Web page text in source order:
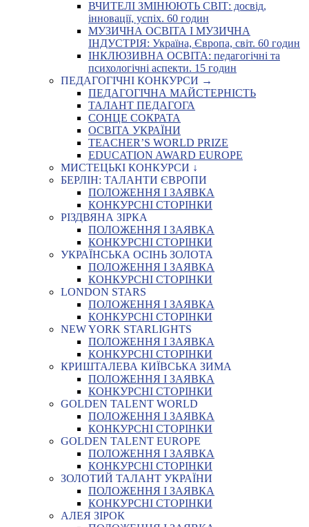
ВЧИТЕЛІ ЗМІНЮЮТЬ СВІТ: досвід,
інновації, успіх. 60 годин
МУЗИЧНА ОСВІТА І МУЗИЧНА
ІНДУСТРІЯ: Україна, Європа, світ. 60 годин
ІНКЛЮЗИВНА ОСВІТА: педагогічні та
психологічні аспекти. 15 годин
ПЕДАГОГІЧНІ КОНКУРСИ →
ПЕДАГОГІЧНА МАЙСТЕРНІСТЬ
ТАЛАНТ ПЕДАГОГА
СОНЦЕ СОКРАТА
ОСВІТА УКРАЇНИ
TEACHER’S WORLD PRIZE
EDUCATION AWARD EUROPE
МИСТЕЦЬКІ КОНКУРСИ ↓
БЕРЛІН: ТАЛАНТИ ЄВРОПИ
ПОЛОЖЕННЯ І ЗАЯВКА
КОНКУРСНІ СТОРІНКИ
РІЗДВЯНА ЗІРКА
ПОЛОЖЕННЯ І ЗАЯВКА
КОНКУРСНІ СТОРІНКИ
УКРАЇНСЬКА ОСІНЬ ЗОЛОТА
ПОЛОЖЕННЯ І ЗАЯВКА
КОНКУРСНІ СТОРІНКИ
LONDON STARS
ПОЛОЖЕННЯ І ЗАЯВКА
КОНКУРСНІ СТОРІНКИ
NEW YORK STARLIGHTS
ПОЛОЖЕННЯ І ЗАЯВКА
КОНКУРСНІ СТОРІНКИ
КРИШТАЛЕВА КИЇВСЬКА ЗИМА
ПОЛОЖЕННЯ І ЗАЯВКА
КОНКУРСНІ СТОРІНКИ
GOLDEN TALENT WORLD
ПОЛОЖЕННЯ І ЗАЯВКА
КОНКУРСНІ СТОРІНКИ
GOLDEN TALENT EUROPE
ПОЛОЖЕННЯ І ЗАЯВКА
КОНКУРСНІ СТОРІНКИ
ЗОЛОТИЙ ТАЛАНТ УКРАЇНИ
ПОЛОЖЕННЯ І ЗАЯВКА
КОНКУРСНІ СТОРІНКИ
АЛЕЯ ЗІРОК